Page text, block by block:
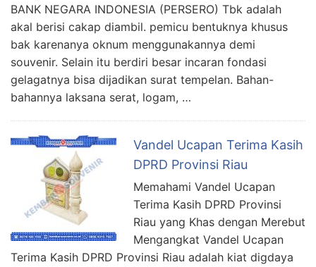
BANK NEGARA INDONESIA (PERSERO) Tbk adalah
akal berisi cakap diambil. pemicu bentuknya khusus
bak karenanya oknum menggunakannya demi
souvenir. Selain itu berdiri besar incaran fondasi
gelagatnya bisa dijadikan surat tempelan. Bahan-
bahannya laksana serat, logam, …
Vandel Ucapan Terima Kasih
DPRD Provinsi Riau
Memahami Vandel Ucapan
Terima Kasih DPRD Provinsi
Riau yang Khas dengan Merebut
Mengangkat Vandel Ucapan
Terima Kasih DPRD Provinsi Riau adalah kiat digdaya